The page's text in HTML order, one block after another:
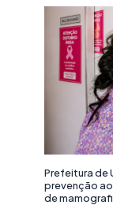
Prefeitura de
prevenção
de